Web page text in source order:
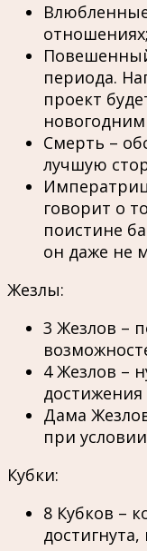
отношениях;
периода.
проект
Смерть –
лучшую
говорит о
поистине
он даже не
Жезлы:
3 Жезлов –
4 Жезлов –
достижения
Дама
при
Кубки:
8 Кубков –